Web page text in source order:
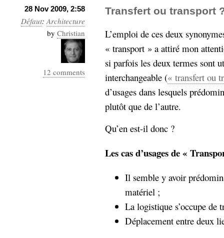
28 Nov 2009, 2:58
Défaut:Architecture
by Christian
12 comments
Transfert ou transport
L’emploi de ces deux
« transport » a attiré mon
si parfois les deux termes sont
interchangeable (« transfert ou
d’usages dans lesquels
plutôt que de l’autre.
Qu’en est-il donc ?
Les cas d’usages de «
Il semble y avoir
matériel ;
La logistique s’occupe de
Déplacement entre deux
Architecture
Ars-
Industrialis
business_model
cinéma